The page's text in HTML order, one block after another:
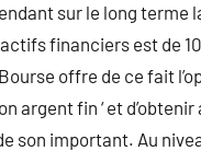
sur le long terme
financiers est de
offre de ce fait
argent fin ‘ et d’obtenir
son important. Au